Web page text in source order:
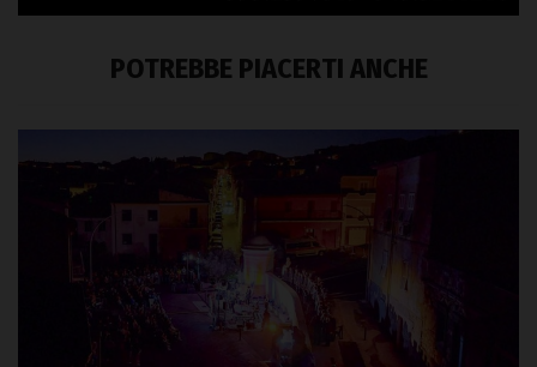
POTREBBE PIACERTI ANCHE